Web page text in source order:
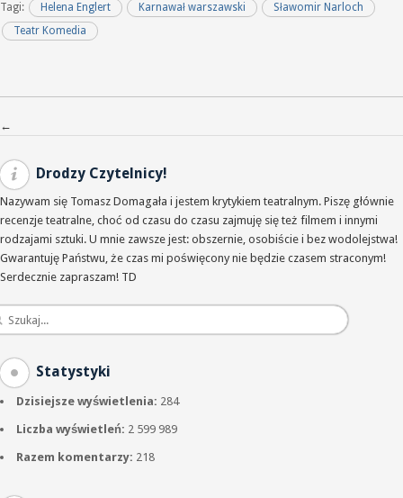
Tagi: Helena Englert Karnawał warszawski
Sławomir Narloch
Teatr Komedia
Nawigacja po wpisach
←
Drodzy Czytelnicy!
Nazywam się Tomasz Domagała i jestem krytykiem teatralnym. Piszę głównie
recenzje teatralne, choć od czasu do czasu zajmuję się też filmem i innymi
rodzajami sztuki. U mnie zawsze jest: obszernie, osobiście i bez wodolejstwa!
Gwarantuję Państwu, że czas mi poświęcony nie będzie czasem straconym!
Serdecznie zapraszam! TD
Statystyki
Dzisiejsze wyświetlenia: 284
Liczba wyświetleń: 2 599 989
Razem komentarzy: 218